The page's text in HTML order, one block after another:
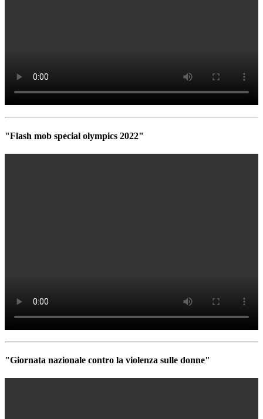
"Flash mob special olympics 2022"
"Giornata nazionale contro la violenza sulle donne"